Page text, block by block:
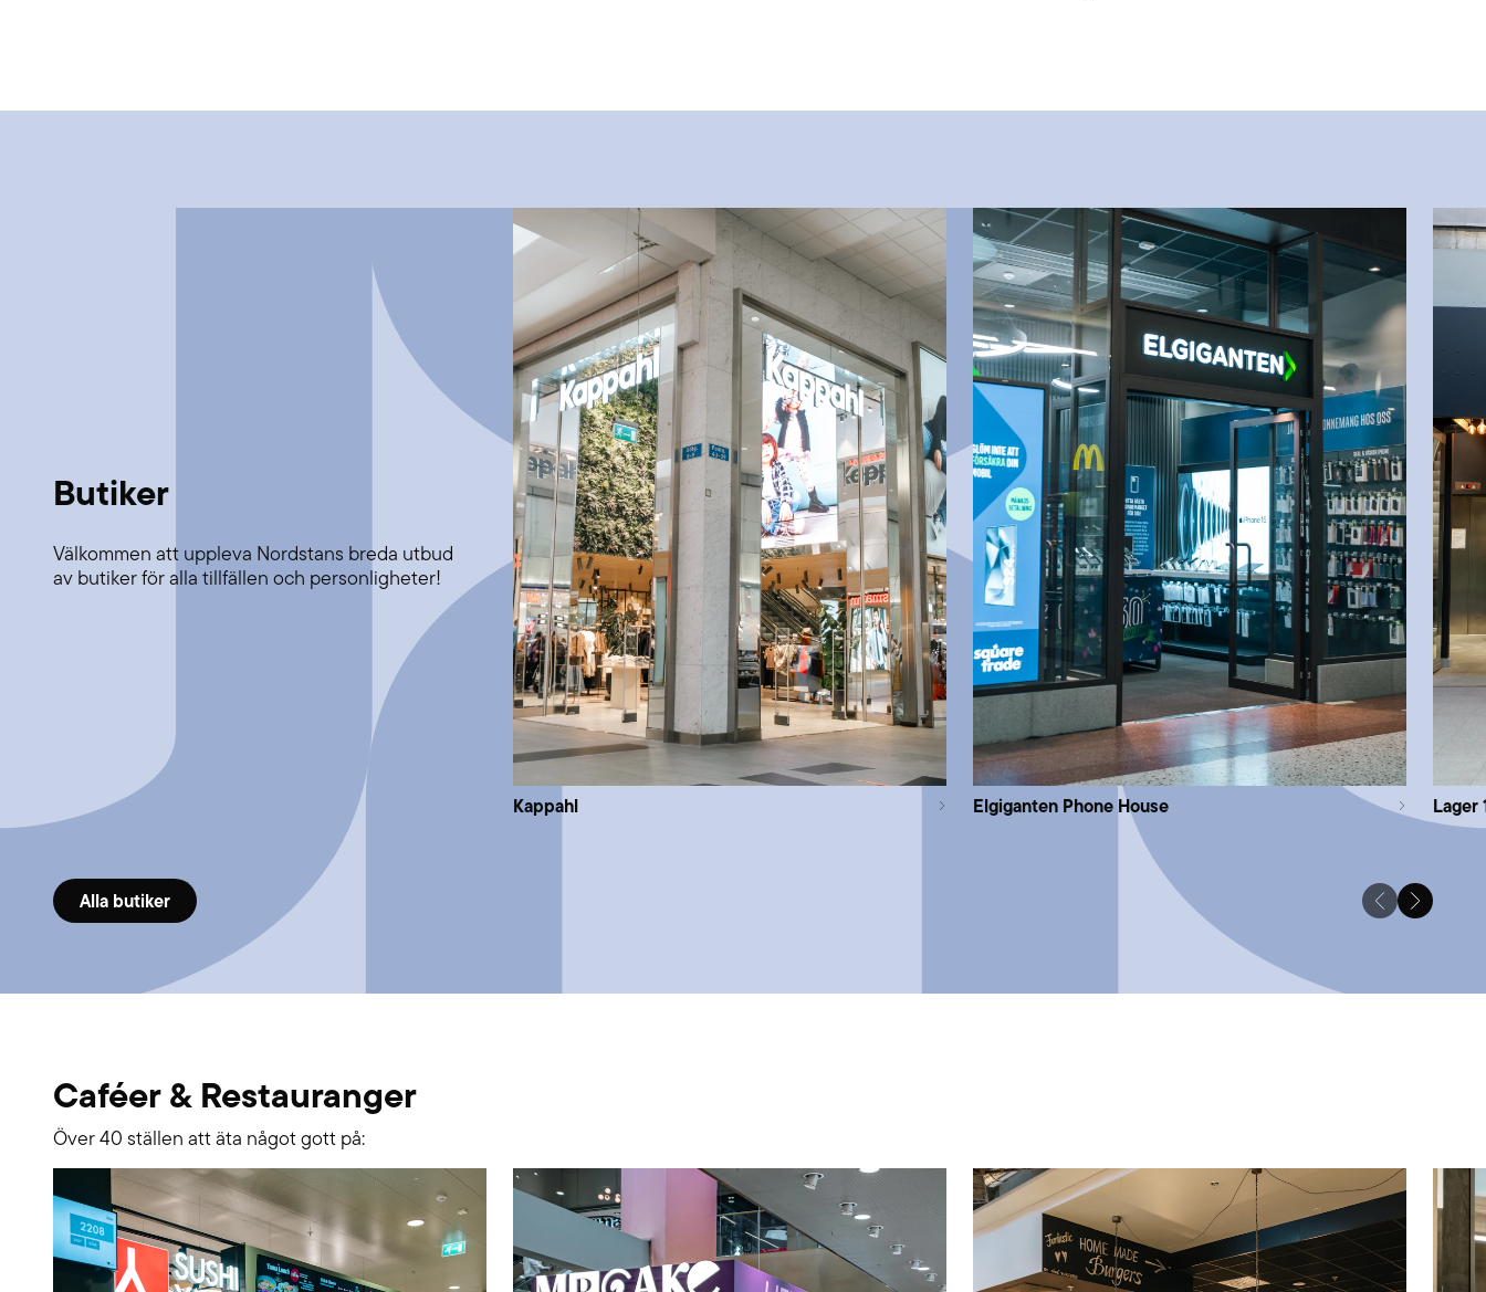
Butiker
Välkommen att uppleva Nordstans breda utbud
av butiker för alla tillfällen och personligheter!
Kappahl Elgiganten Phone House Lager
Alla butiker
Caféer & Restauranger
Över 40 ställen att äta något gott på: